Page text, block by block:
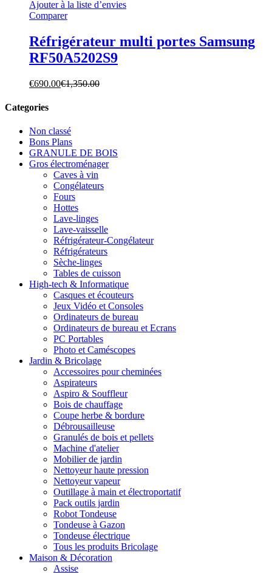
Ajouter à la liste d’envies
Comparer
Réfrigérateur multi portes Samsung
RF50A5202S9
€690.00€1,350.00
Categories
Non classé
Bons Plans
GRANULE DE BOIS
Gros électroménager
Caves à vin
Congélateurs
Fours
Hottes
Lave-linges
Lave-vaisselle
Réfrigérateur-Congélateur
Réfrigérateurs
Sèche-linges
Tables de cuisson
High-tech & Informatique
Casques et écouteurs
Jeux Vidéo et Consoles
Ordinateurs de bureau
Ordinateurs de bureau et Ecrans
PC Portables
Photo et Caméscopes
Jardin & Bricolage
Accessoires pour cheminées
Aspirateurs
Aspiro & Souffleur
Bois de chauffage
Coupe herbe & bordure
Débrousailleuse
Granulés de bois et pellets
Machine d'atelier
Mobilier de jardin
Nettoyeur haute pression
Nettoyeur vapeur
Outillage à main et électroportatif
Pack outils jardin
Robot Tondeuse
Tondeuse à Gazon
Tondeuse électrique
Tous les produits Bricolage
Maison & Décoration
Assise